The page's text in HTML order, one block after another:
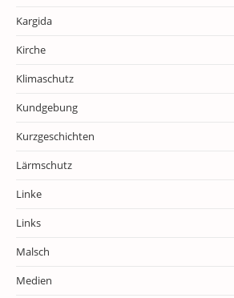
Kargida
Kirche
Klimaschutz
Kundgebung
Kurzgeschichten
Lärmschutz
Linke
Links
Malsch
Medien